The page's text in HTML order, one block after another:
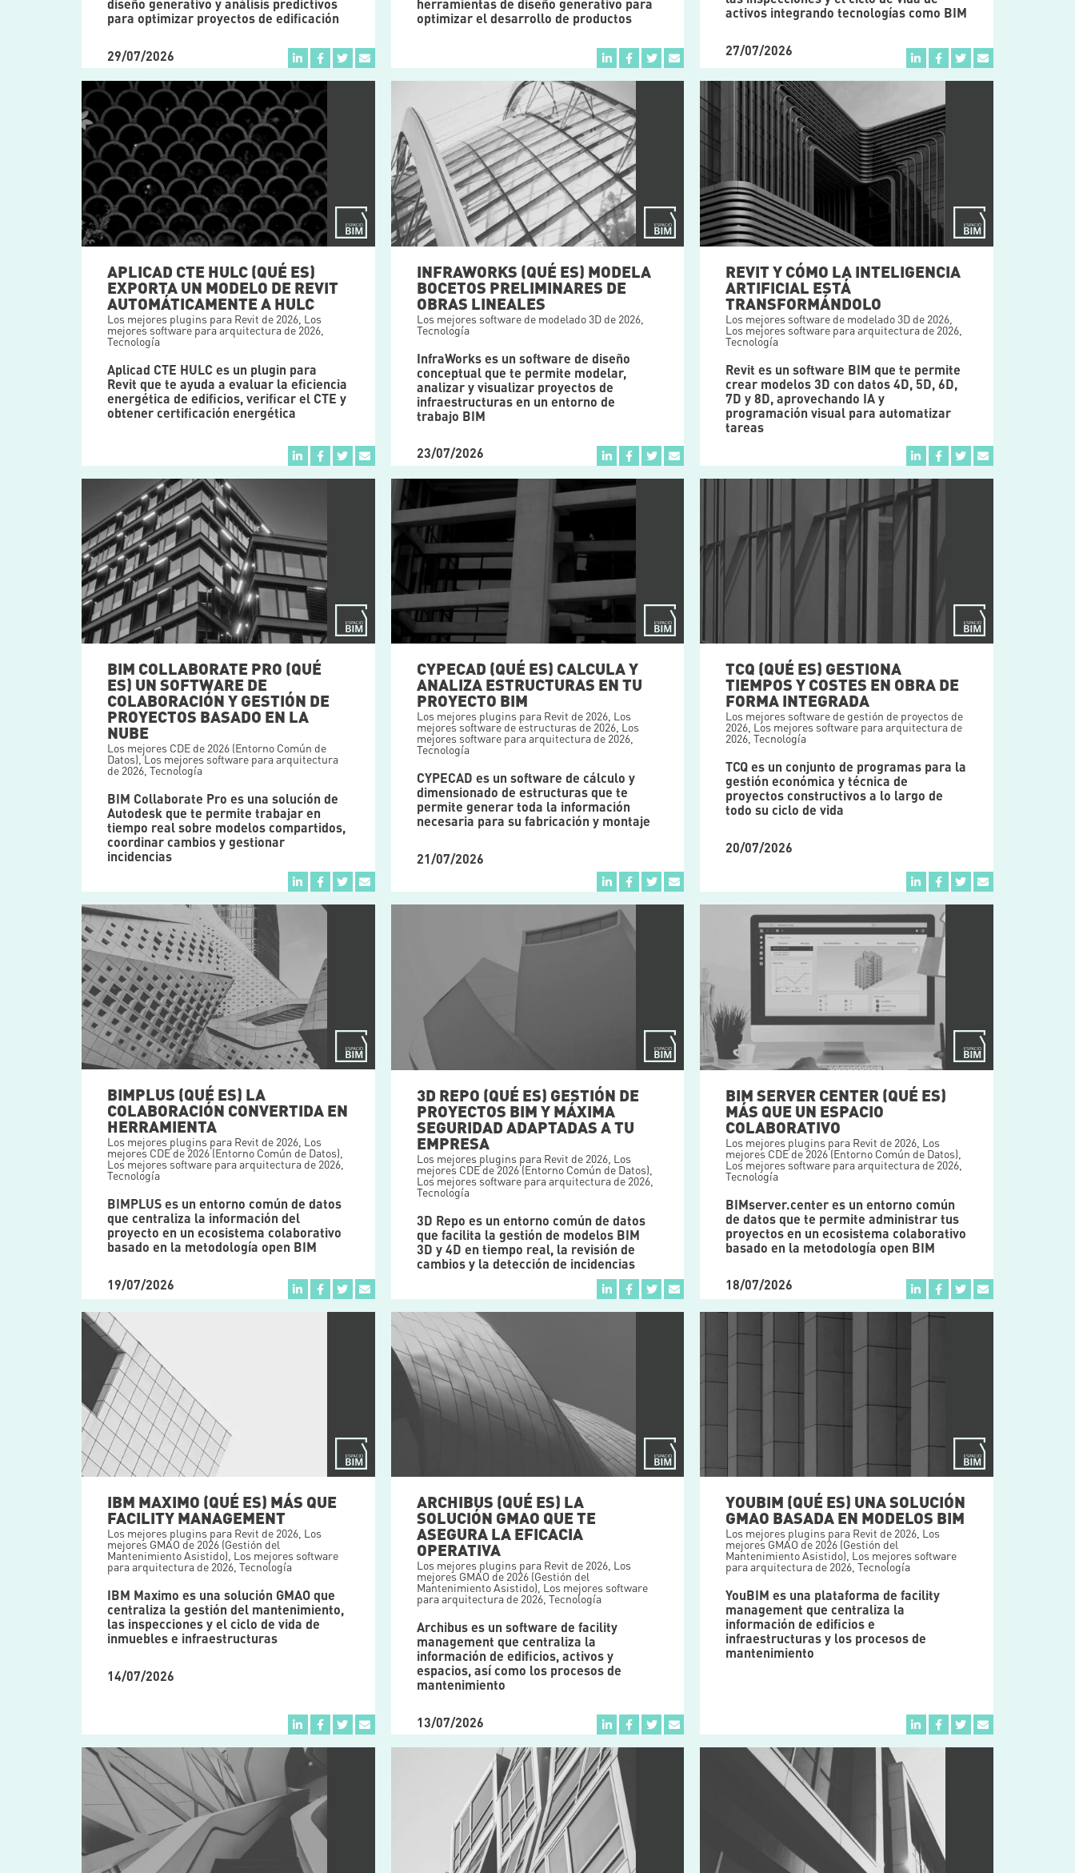
diseño generativo y análisis predictivos
para optimizar proyectos de edificación
29/07/2026
herramientas de diseño generativo para
optimizar el desarrollo de productos
activos integrando tecnologías como BIM
27/07/2026
APLICAD CTE HULC (QUÉ ES)
EXPORTA UN MODELO DE REVIT
AUTOMÁTICAMENTE A HULC
Los mejores plugins para Revit de 2026 Los
mejores software para arquitectura de 2026
Tecnología
Aplicad CTE HULC es un plugin para
Revit que te ayuda a evaluar la eficiencia
energética de edificios, verificar el CTE y
obtener certificación energética
INFRAWORKS (QUÉ ES) MODELA
BOCETOS PRELIMINARES DE
OBRAS LINEALES
Los mejores software de modelado 3D de 2026,
Tecnología
InfraWorks es un software de diseño
conceptual que te permite modelar,
analizar y visualizar proyectos de
infraestructuras en un entorno de
trabajo BIM
23/07/2026
REVIT Y CÓMO LA INTELIGENCIA
ARTIFICIAL ESTÁ
TRANSFORMÁNDOLO
Los mejores software de modelado 3D de 2026
Los mejores software para arquitectura de 2026
Tecnología
Revit es un software BIM que te permite
crear modelos 3D con datos 4D, 5D, 6D,
7D y 8D, aprovechando IA y
programación visual para automatizar
tareas
BIM COLLABORATE PRO (QUÉ
ES) UN SOFTWARE DE
COLABORACIÓN Y GESTIÓN DE
PROYECTOS BASADO EN LA
NUBE
Los mejores CDE de 2026 (Entorno Común de
Datos) ,Los mejores software para arquitectura
de 2026 Tecnología
BIM Collaborate Pro es una solución de
Autodesk que te permite trabajar en
tiempo real sobre modelos compartidos,
coordinar cambios y gestionar
incidencias
CYPECAD (QUÉ ES) CALCULA Y
ANALIZA ESTRUCTURAS EN TU
PROYECTO BIM
Los mejores plugins para Revit de 2026, Los
mejores software de estructuras de 2026, Los
mejores software para arquitectura de 2026,
Tecnología
CYPECAD es un software de cálculo y
dimensionado de estructuras que te
permite generar toda la información
necesaria para su fabricación y montaje
21/07/2026
TCQ (QUÉ ES) GESTIONA
TIEMPOS Y COSTES EN OBRA DE
FORMA INTEGRADA
Los mejores software de gestión de proyectos de
2026 Los mejores software para arquitectura de
2026,Tecnología
TCQ es un conjunto de programas para la
gestión económica y técnica de
proyectos constructivos a lo largo de
todo su ciclo de vida
20/07/2026
BIMPLUS (QUÉ ES) LA
COLABORACIÓN CONVERTIDA EN
HERRAMIENTA
Los mejores plugins para Revit de 2026 Los
mejores CDE de 2026 (Entorno Común de Datos)
Los mejores software para arquitectura de 2026,
Tecnología
BIMPLUS es un entorno común de datos
que centraliza la información del
proyecto en un ecosistema colaborativo
basado en la metodología open BIM
19/07/2026
3D REPO (QUÉ ES) GESTIÓN DE
PROYECTOS BIM Y MÁXIMA
SEGURIDAD ADAPTADAS A TU
EMPRESA
Los mejores plugins para Revit de 2026, Los
mejores CDE de 2026 (Entorno Común de Datos)
Los mejores software para arquitectura de 2026,
Tecnología
3D Repo es un entorno común de datos
que facilita la gestión de modelos BIM
3D y 4D en tiempo real, la revisión de
cambios y la detección de incidencias
BIM SERVER CENTER (QUÉ ES)
MÁS QUE UN ESPACIO
COLABORATIVO
Los mejores plugins para Revit de 2026 Los
mejores CDE de 2026 (Entorno Común de Datos)
Los mejores software para arquitectura de 2026,
Tecnología
BIMserver.center es un entorno común
de datos que te permite administrar tus
proyectos en un ecosistema colaborativo
basado en la metodología open BIM
18/07/2026
IBM MAXIMO (QUÉ ES) MÁS QUE
FACILITY MANAGEMENT
Los mejores plugins para Revit de 2026 Los
mejores GMAO de 2026 (Gestión del
Mantenimiento Asistido) Los mejores software
para arquitectura de 2026 Tecnología
IBM Maximo es una solución GMAO que
centraliza la gestión del mantenimiento,
las inspecciones y el ciclo de vida de
inmuebles e infraestructuras
14/07/2026
ARCHIBUS (QUÉ ES) LA
SOLUCIÓN GMAO QUE TE
ASEGURA LA EFICACIA
OPERATIVA
Los mejores plugins para Revit de 2026, Los
mejores GMAO de 2026 (Gestión del
Mantenimiento Asistido) Los mejores software
para arquitectura de 2026, Tecnología
Archibus es un software de facility
management que centraliza la
información de edificios, activos y
espacios, así como los procesos de
mantenimiento
13/07/2026
YOUBIM (QUÉ ES) UNA SOLUCIÓN
GMAO BASADA EN MODELOS BIM
Los mejores plugins para Revit de 2026 Los
mejores GMAO de 2026 (Gestión del
Mantenimiento Asistido) Los mejores software
para arquitectura de 2026 ,Tecnología
YouBIM es una plataforma de facility
management que centraliza la
información de edificios e
infraestructuras y los procesos de
mantenimiento